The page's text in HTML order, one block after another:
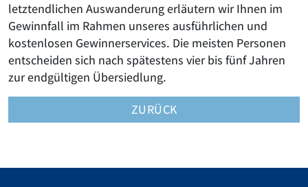
letztendlichen Auswanderung erläutern wir Ihnen im
Gewinnfall im Rahmen unseres ausführlichen und
kostenlosen Gewinnerservices. Die meisten Personen
entscheiden sich nach spätestens vier bis fünf Jahren
zur endgültigen Übersiedlung.
ZURÜCK